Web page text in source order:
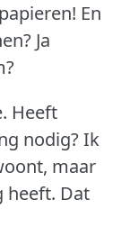
En
Ja
Heeft
nodig?Ik
maar
heeft. Dat